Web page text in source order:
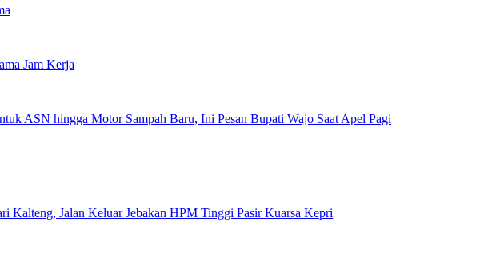
Jam Kerja
ASN hingga Motor Sampah Baru, Ini Pesan Bupati Wajo Saat Apel Pagi
Kalteng, Jalan Keluar Jebakan HPM Tinggi Pasir Kuarsa Kepri